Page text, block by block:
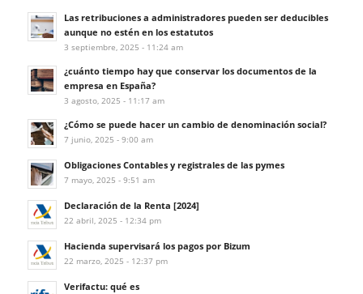
Las retribuciones a administradores pueden ser deducibles
aunque no estén en los estatutos
3 septiembre, 2025 - 11:24 am
¿cuánto tiempo hay que conservar los documentos de la
empresa en España?
3 agosto, 2025 - 11:17 am
¿Cómo se puede hacer un cambio de denominación social?
7 junio, 2025 - 9:00 am
Obligaciones Contables y registrales de las pymes
7 mayo, 2025 - 9:51 am
Declaración de la Renta [2024]
22 abril, 2025 - 12:34 pm
Hacienda supervisará los pagos por Bizum
22 marzo, 2025 - 12:37 pm
Verifactu: qué es